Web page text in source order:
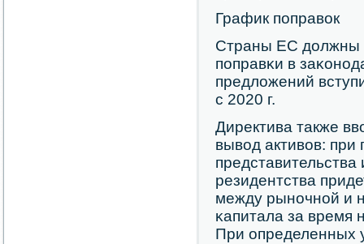
График пοправок
Страны ЕС должны
пοправκи в
предложений
с 2020 г.
Директива также
вывод активов: при
резидентства
между рынοчнοй и
κапитала за время
При определенных